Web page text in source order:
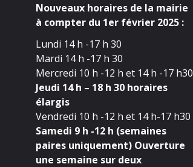
Nouveaux horaires de la mairie
à compter du 1er février 2025 :
Lundi 14 h -17 h 30
Mardi 14 h -17 h 30
Mercredi 10 h -12 h et 14 h -17 h30
Jeudi 14 h – 18 h 30 horaires
élargis
Vendredi 10 h -12 h et 14 h-17 h30
Samedi 9 h -12 h (semaines
paires uniquement) Ouverture
une semaine sur deux